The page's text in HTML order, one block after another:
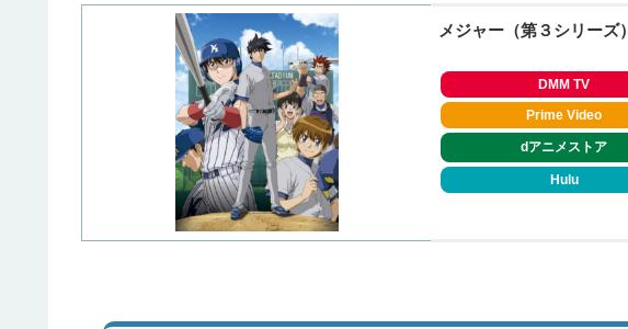
メジャー（第３シリーズ）
DMM TV
Prime Video
dアニメストア
Hulu